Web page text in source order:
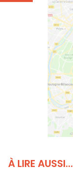
À LIRE AUSSI...